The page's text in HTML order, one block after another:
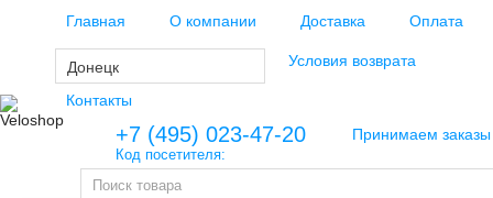
Главная О компании Доставка Оплата
Региональным клиентам Условия возврата
Контакты
Донецк
+7 (495) 023-47-20
Код посетителя:
Принимаем